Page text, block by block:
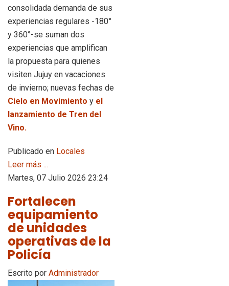
consolidada demanda de sus
experiencias regulares -180°
y 360°-se suman dos
experiencias que amplifican
la propuesta para quienes
visiten Jujuy en vacaciones
de invierno; nuevas fechas de
Cielo en Movimiento y el
lanzamiento de Tren del
Vino.
Publicado en Locales
Leer más ...
Martes, 07 Julio 2026 23:24
Fortalecen
equipamiento
de unidades
operativas de la
Policía
Escrito por Administrador